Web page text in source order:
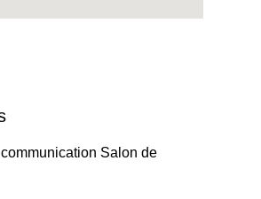
Salon de